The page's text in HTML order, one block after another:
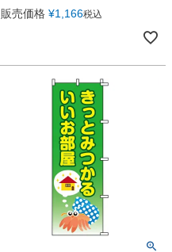
販売価格 ¥1,166税込